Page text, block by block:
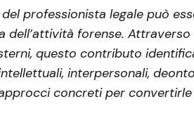
professionista legale può
forense.
questo contributo
interpersonali,
concreti per